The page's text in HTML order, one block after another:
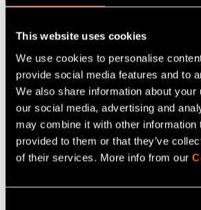
This website uses cookies
We use cookies to personalise
provide social media features and to
We also share information about your
our social media, advertising and
may combine it with other information
provided to them or that they’ve
of their services. More info from our
Tutkimusjulkaisut
Lisää tietoa tämän henkilön julkaisuista
Katso julkaisuja CRIS-portaalissa